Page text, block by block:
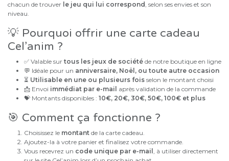
chacun de trouver le jeu qui lui correspond, selon ses envies et son
niveau.
💡 Pourquoi offrir une carte cadeau
Cel’anim ?
✅ Valable sur tous les jeux de société de notre boutique en ligne
💬 Idéale pour un anniversaire, Noël, ou toute autre occasion
⏳ Utilisable en une ou plusieurs fois selon le montant choisi
📩 Envoi immédiat par e-mail après validation de la commande
💝 Montants disponibles : 10€, 20€, 30€, 50€, 100€ et plus
🎯 Comment ça fonctionne ?
Choisissez le montant de la carte cadeau.
Ajoutez-la à votre panier et finalisez votre commande.
Vous recevrez un code unique par e-mail , à utiliser directement